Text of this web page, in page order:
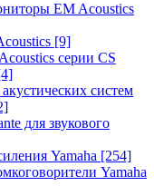
EM Acoustics
[9]
серии CS
систем
для звукового
Yamaha [254]
Yamaha